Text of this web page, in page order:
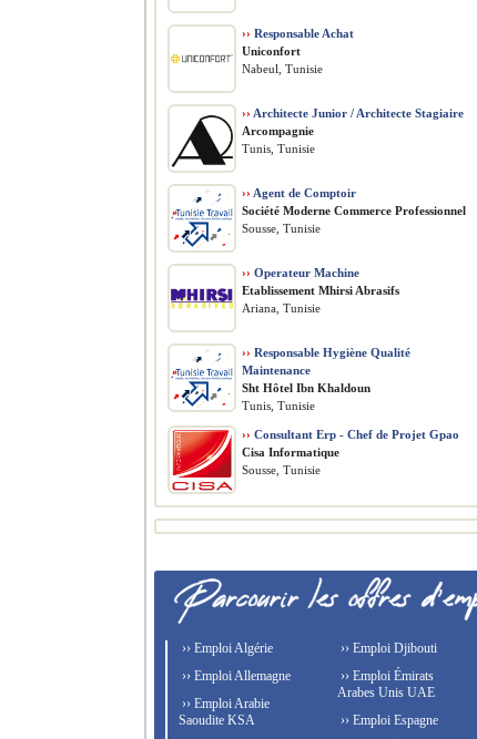
›› Responsable Achat
Uniconfort
Nabeul, Tunisie
›› Architecte Junior / Architecte Stagiaire
Arcompagnie
Tunis, Tunisie
›› Agent de Comptoir
Société Moderne Commerce Professionnel
Sousse, Tunisie
›› Operateur Machine
Etablissement Mhirsi Abrasifs
Ariana, Tunisie
›› Responsable Hygiène Qualité
Maintenance
Sht Hôtel Ibn Khaldoun
Tunis, Tunisie
›› Consultant Erp - Chef de Projet Gpao
Cisa Informatique
Sousse, Tunisie
›› Emploi Algérie
›› Emploi Allemagne
›› Emploi Arabie
Saoudite KSA
›› Emploi Djibouti
›› Emploi Émirats
Arabes Unis UAE
›› Emploi Espagne